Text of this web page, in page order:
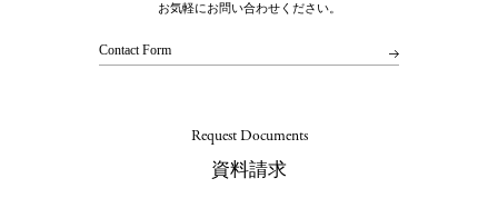
お気軽にお問い合わせください。
Contact Form
Request Documents
資料請求